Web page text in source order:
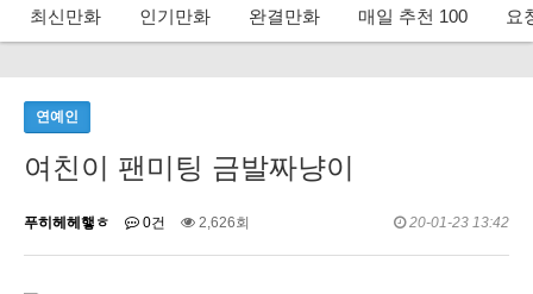
최신만화 인기만화 완결만화 매일 추천 100 요
연예인
여친이 팬미팅 금발짜냥이
푸히헤헤햏ㅎ 0건 2,626회 20-01-23 13:42